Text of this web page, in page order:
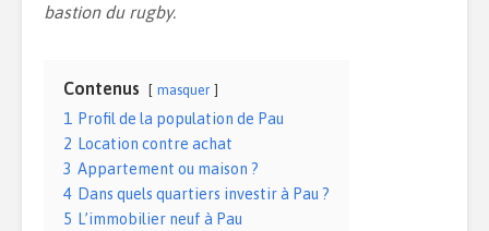
bastion du rugby.
Contenus masquer
1
Profil de la population de Pau
2 Location contre achat
3 Appartement ou maison ?
4 Dans quels quartiers investir à Pau ?
5 L’immobilier neuf à Pau
adopter chez-soi